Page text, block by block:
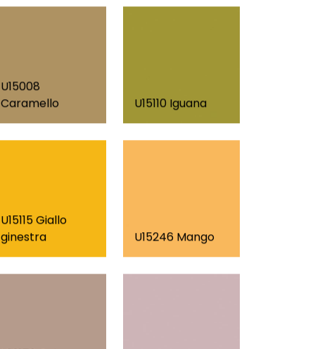
U15008
Caramello
U15110 Iguana
U15115 Giallo
ginestra
U15246 Mango